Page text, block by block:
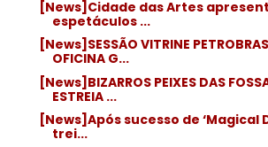
[News]Cidade das Artes
espetáculos ...
[News]SESSÃO VITRINE
OFICINA G...
[News]BIZARROS PEIXES DAS
ESTREIA ...
[News]Após sucesso de ‘Magical
trei...